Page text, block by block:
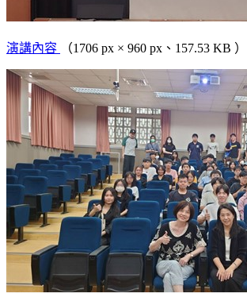
演講內容 （1706 px × 960 px、157.53 KB ）